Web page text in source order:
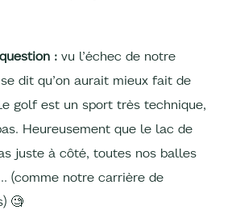
: vu l’échec de notre
dit qu’on aurait mieux fait de
golf est un sport très technique,
Heureusement que le lac de
juste à côté, toutes nos balles
(comme notre carrière de
🧐